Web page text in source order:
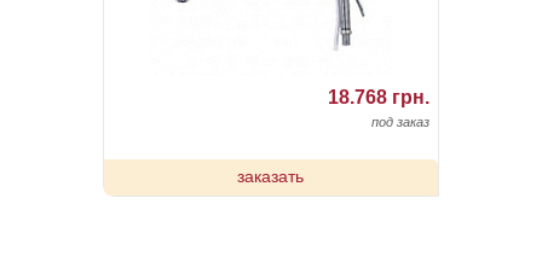
18.768 грн.
под заказ
заказать